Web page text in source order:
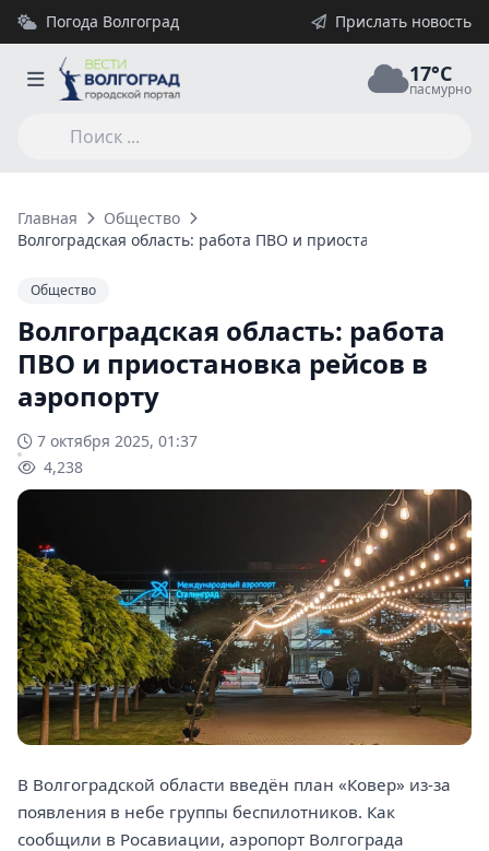
Погода Волгоград Прислать новость
17°C
пасмурно
Главная
Общество
Волгоградская область: работа ПВО и приостановка рейсов в
Общество
Волгоградская область: работа
ПВО и приостановка рейсов в
аэропорту
7 октября 2025, 01:37
4,238
В Волгоградской области введён план «Ковер» из-за
появления в небе группы беспилотников. Как
сообщили в Росавиации, аэропорт Волгограда